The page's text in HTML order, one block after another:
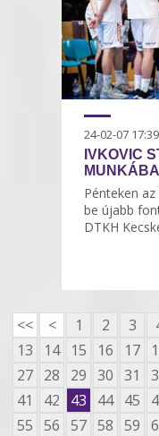
24-02-07
IVKOVIC
Pénteken
be újabb
DTKH
<< < 1 2 3
13
14 15 16 17
27 28 29 30 31
41
42 43 44 45
55 56 57 58 59